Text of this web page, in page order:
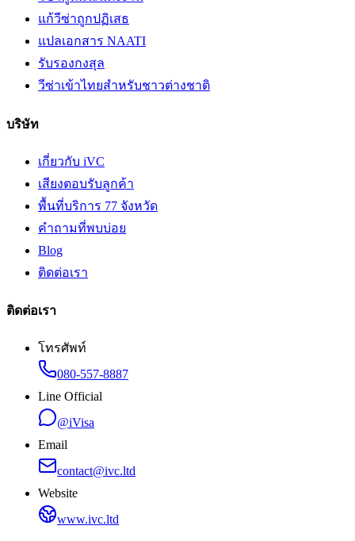
แก้วีซ่าถูกปฏิเสธ
แปลเอกสาร NAATI
รับรองกงสุล
วีซ่าเข้าไทยสำหรับชาวต่างชาติ
บริษัท
เกี่ยวกับ iVC
เสียงตอบรับลูกค้า
พื้นที่บริการ 77 จังหวัด
คำถามที่พบบ่อย
Blog
ติดต่อเรา
ติดต่อเรา
โทรศัพท์
080-557-8887
Line Official
@iVisa
Email
contact@ivc.ltd
Website
www.ivc.ltd